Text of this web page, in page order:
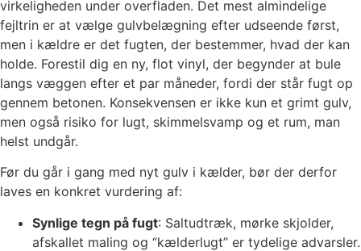
virkeligheden under overfladen. Det mest almindelige
fejltrin er at vælge gulvbelægning efter udseende først,
men i kældre er det fugten, der bestemmer, hvad der kan
holde. Forestil dig en ny, flot vinyl, der begynder at bule
langs væggen efter et par måneder, fordi der står fugt op
gennem betonen. Konsekvensen er ikke kun et grimt gulv,
men også risiko for lugt, skimmelsvamp og et rum, man
helst undgår.
Før du går i gang med nyt gulv i kælder, bør der derfor
laves en konkret vurdering af:
Synlige tegn på fugt: Saltudtræk, mørke skjolder,
afskallet maling og “kælderlugt” er tydelige advarsler.